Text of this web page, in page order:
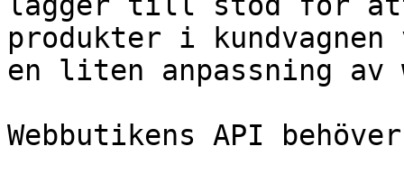
produkter i
en liten anpassning av
Webbutikens API